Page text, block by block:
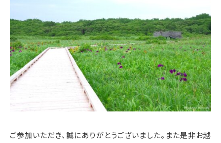
ご参加いただき、誠にありがとうございました。また是非お越